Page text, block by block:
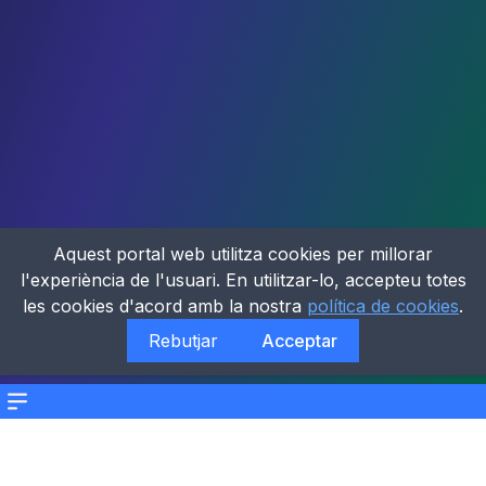
Menu
Aquest portal web utilitza cookies per millorar
l'experiència de l'usuari. En utilitzar-lo, accepteu totes
les cookies d'acord amb la nostra política de cookies.
Rebutjar
Acceptar